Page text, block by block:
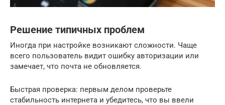
Решение типичных проблем
Иногда при настройке возникают сложности. Чаще
всего пользователь видит ошибку авторизации или
замечает, что почта не обновляется.
Быстрая проверка: первым делом проверьте
стабильность интернета и убедитесь, что вы ввели